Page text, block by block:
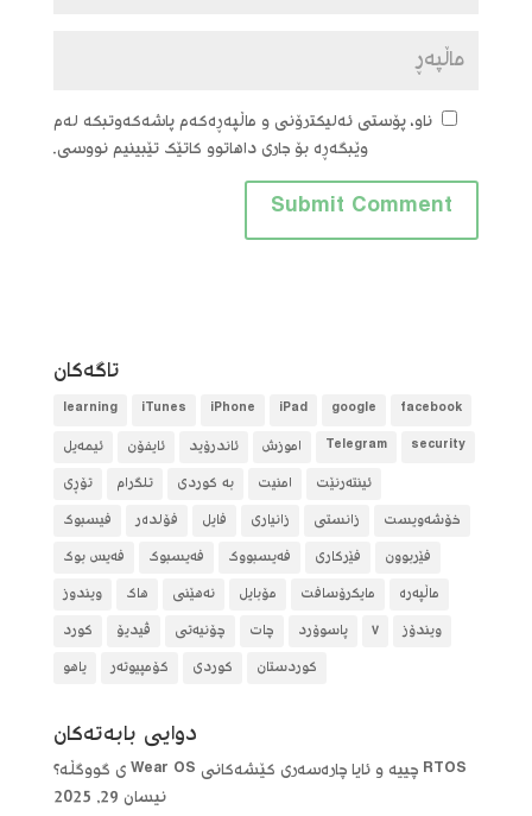
ناو، پۆستی ئەلیکترۆنی و ماڵپەڕەکەم پاشەکەوتبکە لەم
وێبگەڕە بۆ جاری داهاتوو کاتێک تێبینیم نووسی.
تاگه‌كان
facebook
google
iPad
iPhone
iTunes
learning
security
Telegram آموزش ئاندرۆید ئایفۆن
ئیمەیل
ئینتەرنێت
امنیت بە کوردی تلگرام
تۆڕی
خۆشەویست
زانستی زانیاری فایل فۆلده‌ر
فیسبوک
فێربوون
فێرکاری فەیسبووک فەیسبوک
فەیس بوک
ماڵپەرە
مایکرۆسافت مۆبایل نەهێنی هاک
ویندوز
ویندۆز
٧ پاسوۆرد چات چۆنیەتی ڤیدیۆ
کورد
کوردستان
کوردی کۆمپیوتەر یاهو
دوایی بابه‌ته‌كان
RTOS چییە و ئایا چارەسەری کێشەکانی Wear OS ی گووگڵە؟
نیسان 29, 2025